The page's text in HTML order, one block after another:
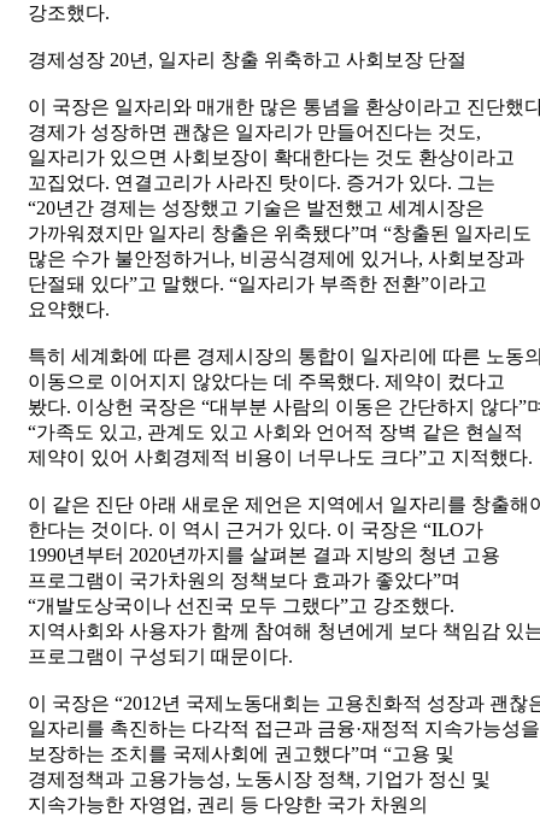
강조했다.
경제성장 20년, 일자리 창출 위축하고 사회보장 단절
이 국장은 일자리와 매개한 많은 통념을 환상이라고 진단했
경제가 성장하면 괜찮은 일자리가 만들어진다는 것도,
일자리가 있으면 사회보장이 확대한다는 것도 환상이라고
꼬집었다. 연결고리가 사라진 탓이다. 증거가 있다. 그는
“20년간 경제는 성장했고 기술은 발전했고 세계시장은
가까워졌지만 일자리 창출은 위축됐다”며 “창출된 일자리도
많은 수가 불안정하거나, 비공식경제에 있거나, 사회보장과
단절돼 있다”고 말했다. “일자리가 부족한 전환”이라고
요약했다.
특히 세계화에 따른 경제시장의 통합이 일자리에 따른 노동
이동으로 이어지지 않았다는 데 주목했다. 제약이 컸다고
봤다. 이상헌 국장은 “대부분 사람의 이동은 간단하지 않다”
“가족도 있고, 관계도 있고 사회와 언어적 장벽 같은 현실적
제약이 있어 사회경제적 비용이 너무나도 크다”고 지적했다.
이 같은 진단 아래 새로운 제언은 지역에서 일자리를 창출해
한다는 것이다. 이 역시 근거가 있다. 이 국장은 “ILO가
1990년부터 2020년까지를 살펴본 결과 지방의 청년 고용
프로그램이 국가차원의 정책보다 효과가 좋았다”며
“개발도상국이나 선진국 모두 그랬다”고 강조했다.
지역사회와 사용자가 함께 참여해 청년에게 보다 책임감 있
프로그램이 구성되기 때문이다.
이 국장은 “2012년 국제노동대회는 고용친화적 성장과 괜찮
일자리를 촉진하는 다각적 접근과 금융·재정적 지속가능성을
보장하는 조치를 국제사회에 권고했다”며 “고용 및
경제정책과 고용가능성, 노동시장 정책, 기업가 정신 및
지속가능한 자영업, 권리 등 다양한 국가 차원의